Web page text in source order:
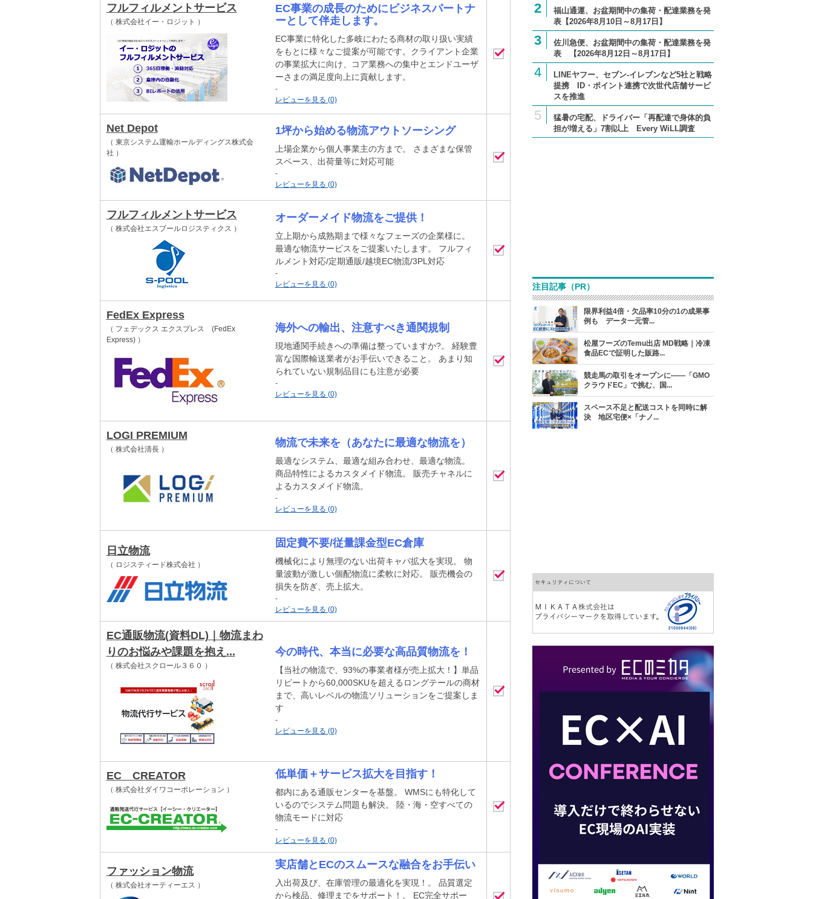
フルフィルメントサービス
（ 株式会社イー・ロジット ）
EC事業の成長のためにビジネスパートナ
ーとして伴走します。
EC事業に特化した多岐にわたる商材の取り扱い実績
をもとに様々なご提案が可能です。クライアント企業
の事業拡大に向け、コア業務への集中とエンドユーザ
ーさまの満足度向上に貢献します。
-
レビューを見る (0)
Net Depot
（ 東京システム運輸ホールディングス株式会
社 ）
1坪から始める物流アウトソーシング
上場企業から個人事業主の方まで。 さまざまな保管
スペース、出荷量等に対応可能
-
レビューを見る (0)
フルフィルメントサービス
（ 株式会社エスプールロジスティクス ）
オーダーメイド物流をご提供！
立上期から成熟期まで様々なフェーズの企業様に。
最適な物流サービスをご提案いたします。 フルフィ
ルメント対応/定期通販/越境EC物流/3PL対応
-
レビューを見る (0)
FedEx Express
（ フェデックス エクスプレス (FedEx
Express) ）
海外への輸出、注意すべき通関規制
現地通関手続きへの準備は整っていますか?。 経験豊
富な国際輸送業者がお手伝いできること。 あまり知
られていない規制品目にも注意が必要
-
レビューを見る (0)
LOGI PREMIUM
（ 株式会社清長 ）
物流で未来を（あなたに最適な物流を）
最適なシステム、最適な組み合わせ、最適な物流。
商品特性によるカスタメイド物流。 販売チャネルに
よるカスタメイド物流。
-
レビューを見る (0)
日立物流
（ ロジスティード株式会社 ）
固定費不要/従量課金型EC倉庫
機械化により無理のない出荷キャパ拡大を実現。 物
量波動が激しい個配物流に柔軟に対応。 販売機会の
損失を防ぎ、売上拡大。
-
レビューを見る (0)
EC通販物流(資料DL)｜物流まわ
りのお悩みや課題を抱え...
（ 株式会社スクロール３６０ ）
今の時代、本当に必要な高品質物流を！
【当社の物流で、93%の事業者様が売上拡大！】単品
リピートから60,000SKUを超えるロングテールの商材
まで、高いレベルの物流ソリューションをご提案しま
す
-
レビューを見る (0)
EC CREATOR
（ 株式会社ダイワコーポレーション ）
低単価＋サービス拡大を目指す！
都内にある通販センターを基盤。 WMSにも特化して
いるのでシステム問題も解決。 陸・海・空すべての
物流モードに対応
-
レビューを見る (0)
ファッション物流
（ 株式会社オーティーエス ）
実店舗とECのスムースな融合をお手伝い
入出荷及び、在庫管理の最適化を実現！。 品質選定
から検品、修理までをサポート！。 EC完全サポー
2
福山通運、お盆期間中の集荷・配達業務を発
表【2026年8月10日～8月17日】
3
佐川急便、お盆期間中の集荷・配達業務を発
表 【2026年8月12日～8月17日】
4
LINEヤフー、セブン-イレブンなど5社と戦略
提携 ID・ポイント連携で次世代店舗サービ
スを推進
5
猛暑の宅配、ドライバー「再配達で身体的負
担が増える」7割以上 Every WiLL調査
注目記事（PR）
限界利益4倍・欠品率10分の1の成果事
例も データ一元管...
松屋フーズのTemu出店 MD戦略｜冷凍
食品ECで証明した販路...
競走馬の取引をオープンに――「GMO
クラウドEC」で挑む、国...
スペース不足と配送コストを同時に解
決 地区宅便×「ナノ...